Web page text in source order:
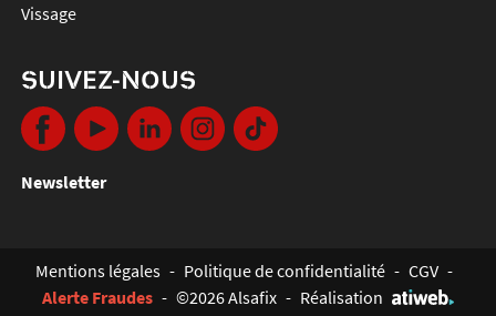
vissage
SUIVEZ-NOUS
Newsletter
Mentions légales - Politique de confidentialité - CGV -
Alerte Fraudes - ©2026 Alsafix - Réalisation